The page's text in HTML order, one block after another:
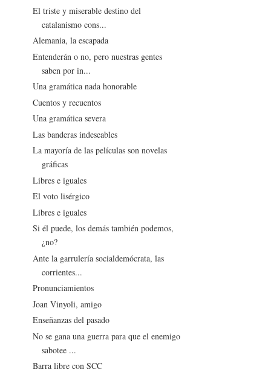
El triste y miserable destino del
catalanismo cons...
Alemania, la escapada
Entenderán o no, pero nuestras gentes
saben por in...
Una gramática nada honorable
Cuentos y recuentos
Una gramática severa
Las banderas indeseables
La mayoría de las películas son novelas
gráficas
Libres e iguales
El voto lisérgico
Libres e iguales
Si él puede, los demás también podemos,
¿no?
Ante la garrulería socialdemócrata, las
corrientes...
Pronunciamientos
Joan Vinyoli, amigo
Enseñanzas del pasado
No se gana una guerra para que el enemigo
sabotee ...
Barra libre con SCC